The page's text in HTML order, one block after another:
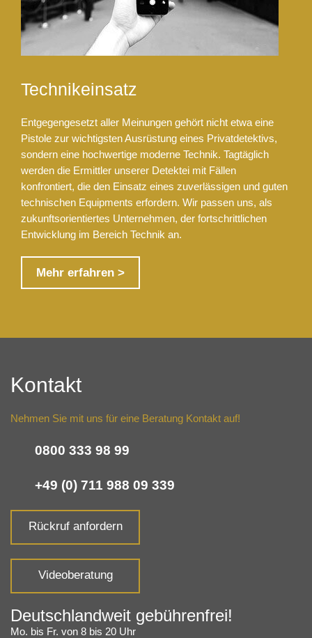
Technikeinsatz
Entgegengesetzt aller Meinungen gehört nicht etwa eine
Pistole zur wichtigsten Ausrüstung eines Privatdetektivs,
sondern eine hochwertige moderne Technik. Tagtäglich
werden die Ermittler unserer Detektei mit Fällen
konfrontiert, die den Einsatz eines zuverlässigen und guten
technischen Equipments erfordern. Wir passen uns, als
zukunftsorientiertes Unternehmen, der fortschrittlichen
Entwicklung im Bereich Technik an.
Mehr erfahren >
Kontakt
Nehmen Sie mit uns für eine Beratung Kontakt auf!
0800 333 98 99
+49 (0) 711 988 09 339
Rückruf anfordern
Videoberatung
Deutschlandweit gebührenfrei!
Mo. bis Fr. von 8 bis 20 Uhr